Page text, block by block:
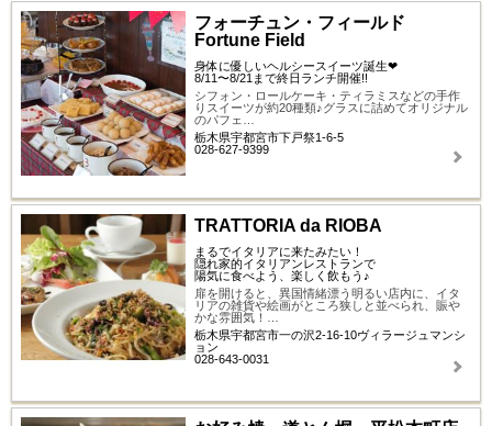
フォーチュン・フィールド
Fortune Field
身体に優しいヘルシースイーツ誕生❤
8/11〜8/21まで終日ランチ開催!!
シフォン・ロールケーキ・ティラミスなどの手作
りスイーツが約20種類♪グラスに詰めてオリジナル
のパフェ…
栃木県宇都宮市下戸祭1-6-5
028-627-9399
TRATTORIA da RIOBA
まるでイタリアに来たみたい！
隠れ家的イタリアンレストランで
陽気に食べよう、楽しく飲もう♪
扉を開けると、異国情緒漂う明るい店内に、イタ
リアの雑貨や絵画がところ狭しと並べられ、賑や
かな雰囲気！…
栃木県宇都宮市一の沢2-16-10ヴィラージュマンシ
ョン
028-643-0031